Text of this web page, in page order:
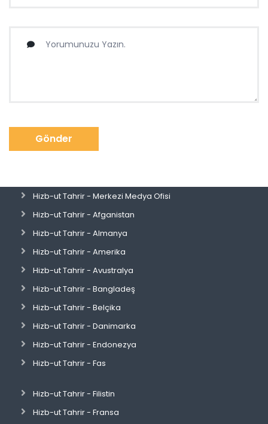
Gönder
Hizb-ut Tahrir - Merkezi Medya Ofisi
Hizb-ut Tahrir - Afganistan
Hizb-ut Tahrir - Almanya
Hizb-ut Tahrir - Amerika
Hizb-ut Tahrir - Avustralya
Hizb-ut Tahrir - Bangladeş
Hizb-ut Tahrir - Belçika
Hizb-ut Tahrir - Danimarka
Hizb-ut Tahrir - Endonezya
Hizb-ut Tahrir - Fas
Hizb-ut Tahrir - Filistin
Hizb-ut Tahrir - Fransa